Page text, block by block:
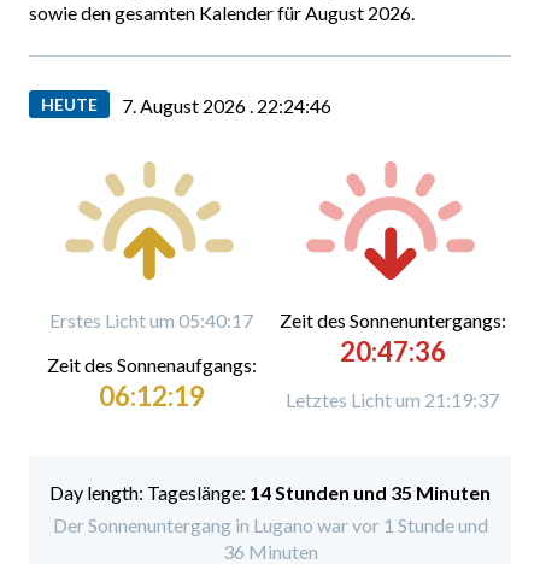
sowie den gesamten Kalender für August 2026.
HEUTE 7. August 2026 . 22:24:47
Erstes Licht um 05:40:17
Zeit des Sonnenaufgangs:
06:12:19
Zeit des Sonnenuntergangs:
20:47:36
Letztes Licht um 21:19:37
Tageslänge: 14 Stunden und 35 Minuten
Der Sonnenuntergang in Lugano war vor 1 Stunde und
36 Minuten